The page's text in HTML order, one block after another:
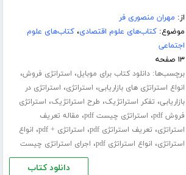
از: مهران منصوری فر
موضوع:کتاب‌های علوم اقتصادی،کتاب‌های علوم
اجتماعی
۱۳ صفحه
برچسب‌ها:دانلود کتاب برای موبایل، استراتژی فروش،
انواع استراتژی های بازاریابی، استراتژی، استراتژی در
بازاریابی، تفکر استراتژیک، طرح استراتژیک، استراتژی
فروش pdf
، استراتژی چیست pdf ، مقاله تعریف
استراتژی، تعریف استراتژی pdf ، استراتژی + pdf ، انواع
استراتژی، انواع استراتژی pdf ، اجرای استراتژی چیست
دانلود کتاب